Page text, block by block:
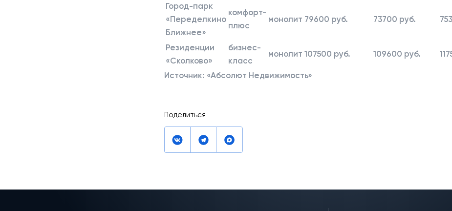
Город-парк
«Переделкино
Ближнее»
комфорт-
плюс
монолит 79600 руб. 73700 руб.
Резиденции
«Сколково»
бизнес-
класс
монолит 107500 руб. 109600 руб.
Источник: «Абсолют Недвижимость»
Поделиться